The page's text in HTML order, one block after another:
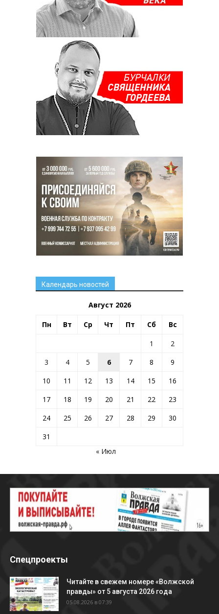
Календарь новостей
Август 2026
Пн Вт Ср Чт Пт Сб Вс
1
2
3
4 5 6 7 8
9
10
11 12 13 14 15
16
17
18 19 20 21 22
23
24
25 26 27 28 29
30
31
« Июл
Спецпроекты
Читайте в свежем номере «Волжской
правды» от 5 августа 2026 года
05.08.2026 в 07:39